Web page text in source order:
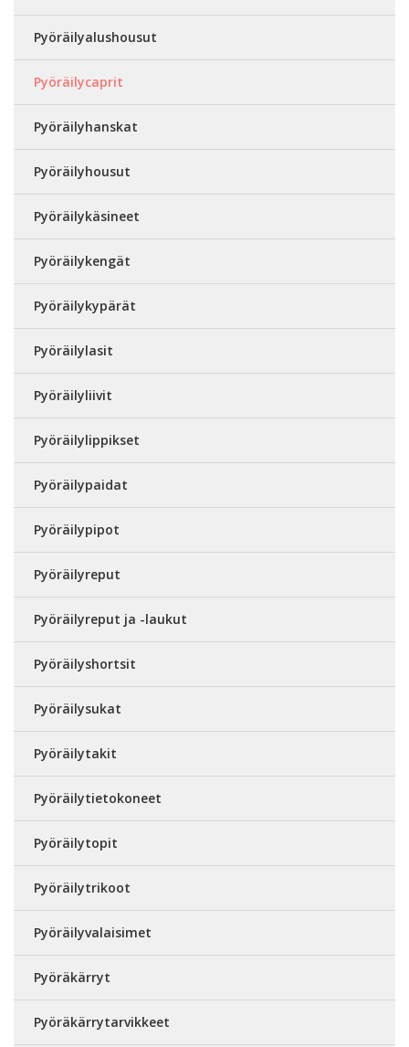
Pyöräilyalushousut
Pyöräilycaprit
Pyöräilyhanskat
Pyöräilyhousut
Pyöräilykäsineet
Pyöräilykengät
Pyöräilykypärät
Pyöräilylasit
Pyöräilyliivit
Pyöräilylippikset
Pyöräilypaidat
Pyöräilypipot
Pyöräilyreput
Pyöräilyreput ja -laukut
Pyöräilyshortsit
Pyöräilysukat
Pyöräilytakit
Pyöräilytietokoneet
Pyöräilytopit
Pyöräilytrikoot
Pyöräilyvalaisimet
Pyöräkärryt
Pyöräkärrytarvikkeet